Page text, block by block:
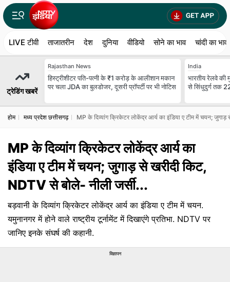
LIVE टीवी ताजातरीन देश दुनिया वीडियो सोने का भाव चांदी का भाव
ट्रेडिंग खबरें
Rajasthan News
हिस्ट्रीशीटर पति-पत्नी के ₹1 करोड़ के आलीशान मकान
पर चला JDA का बुलडोजर, दूसरी प्रॉपर्टी पर भी नोटिस
India
भारतीय रेलवे की
से सिंधुदुर्ग तक
होम मध्य प्रदेश छत्तीसगढ़ MP के दिव्यांग क्रिकेटर लोकेंद्र आर्य का इंडिया ए टीम में चयन;
MP के दिव्यांग क्रिकेटर लोकेंद्र आर्य का
इंडिया ए टीम में चयन; जुगाड़ से खरीदी किट,
NDTV से बोले- नीली जर्सी...
बड़वानी के दिव्यांग क्रिकेटर लोकेंद्र आर्य का इंडिया ए टीम में चयन.
यमुनानगर में होने वाले राष्ट्रीय टूर्नामेंट में दिखाएंगे प्रतिभा. NDTV पर
जानिए इनके संघर्ष की कहानी.
विज्ञापन